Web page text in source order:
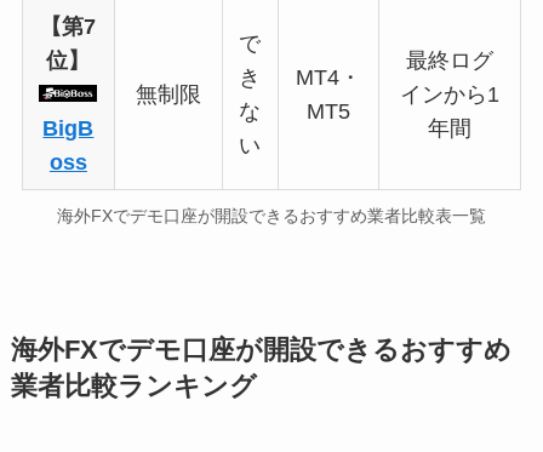
【第7
位】
BigB
oss
無制限
で
き
な
い
MT4・
MT5
最終ログ
インから1
年間
海外FXでデモ口座が開設できるおすすめ業者比較表一覧
海外FXでデモ口座が開設できるおすすめ
業者比較ランキング